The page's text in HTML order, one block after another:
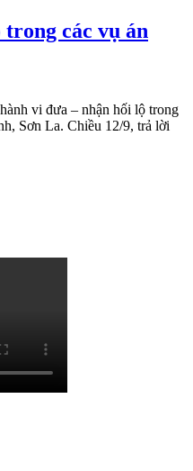
các vụ án
vi đưa – nhận hối lộ trong
Sơn La. Chiều 12/9, trả lời